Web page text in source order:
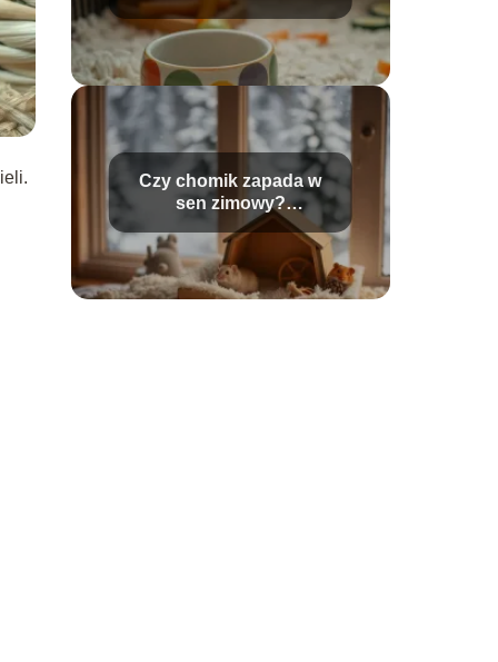
na najważniejsze
pytania
Czy chomik zapada w
sen zimowy?
Odpowiedzi na
najczęstsze pytania